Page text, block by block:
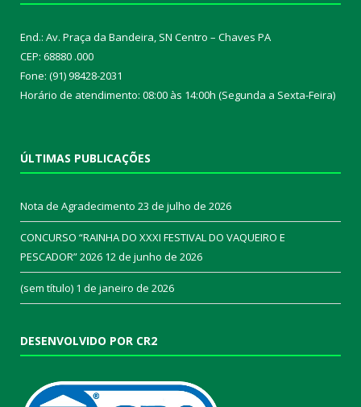
End.: Av. Praça da Bandeira, SN Centro – Chaves PA
CEP: 68880 .000
Fone: (91) 98428-2031
Horário de atendimento: 08:00 às 14:00h (Segunda a Sexta-Feira)
ÚLTIMAS PUBLICAÇÕES
Nota de Agradecimento 23 de julho de 2026
CONCURSO “RAINHA DO XXXI FESTIVAL DO VAQUEIRO E
PESCADOR” 2026 12 de junho de 2026
(sem título) 1 de janeiro de 2026
DESENVOLVIDO POR CR2